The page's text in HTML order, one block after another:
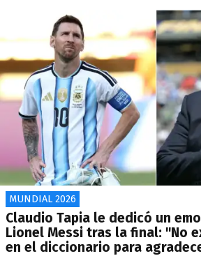
MUNDIAL 2026
Claudio Tapia le dedicó un
Lionel Messi tras la final: "No
en el diccionario para